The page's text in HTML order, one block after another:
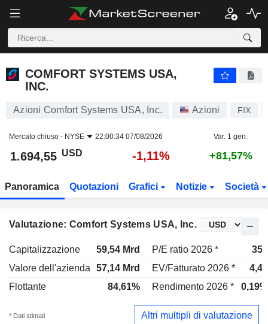
COMFORT SYSTEMS USA,
INC.
Azioni Comfort Systems USA, Inc. Azioni FIX
Mercato chiuso - NYSE 22:00:34 07/08/2026 Var. 1 gen.
1.694,55 USD -1,11% +81,57%
Panoramica Quotazioni Grafici Notizie Società
Valutazione: Comfort Systems USA, Inc.
Capitalizzazione 59,54 Mrd P/E ratio 2026 *
35x
Valore dell'azienda
57,14 Mrd EV/Fatturato 2026 *
4,4x
Flottante
84,61% Rendimento 2026 * 0,19%
* Dati stimati Altri multipli di valutazione